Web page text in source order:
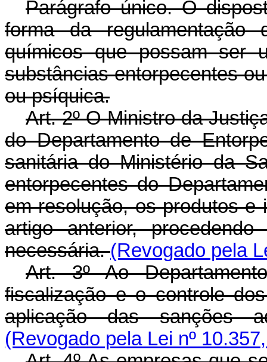
Parágrafo único. O
forma da
químicos que possam ser
substâncias entorpecentes
ou psíquica.
Art. 2º O Ministro da
do Departamento de
sanitária do Ministério da
entorpecentes do
em resolução, os produtos
artigo anterior,
necessária.(Revogado pela
Art. 3º Ao
fiscalização e o controle
aplicação das sanções
(Revogado pela Lei nº